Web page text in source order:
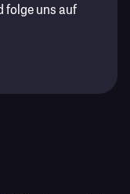
folge uns auf